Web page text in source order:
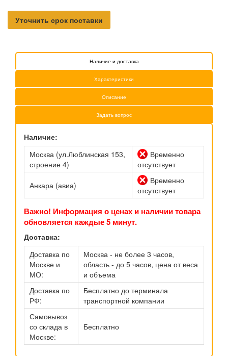
Уточнить срок поставки
Наличие и доставка
Характеристики
Описание
Задать вопрос
Наличие:
Москва (ул.Люблинская 153,
строение 4)
Временно
отсутствует
Анкара (авиа)
Временно
отсутствует
Важно! Информация о ценах и наличии товара
обновляется каждые 5 минут.
Доставка:
Доставка по
Москве и
МО:
Москва - не более 3 часов,
область - до 5 часов, цена от веса
и объема
Доставка по
РФ:
Бесплатно до терминала
транспортной компании
Самовывоз
со склада в
Москве:
Бесплатно